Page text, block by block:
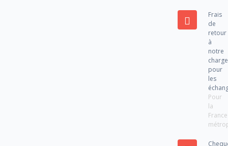
Frais
de
retour
à
notre
charge
pour
les
Pour
la
France